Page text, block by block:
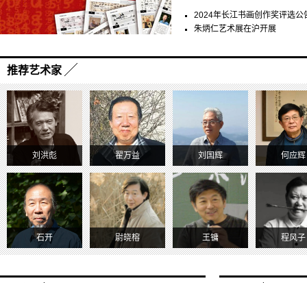
2024年长江书画创作奖评选公
朱炳仁艺术展在沪开展
推荐艺术家
刘洪彪 翟万益 刘国辉 何应辉
石开 尉晓榕 王镛 程风子